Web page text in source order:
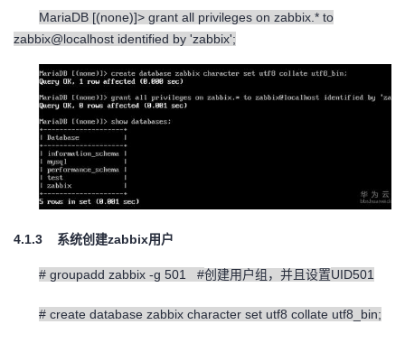
MariaDB [(none)]> grant all privileges on zabbix.* to
zabbix@localhost identified by 'zabbix';
4.1.3 系统创建zabbix用户
# groupadd zabbix -g 501 #创建用户组，并且设置UID501
# create database zabbix character set utf8 collate utf8_bin;